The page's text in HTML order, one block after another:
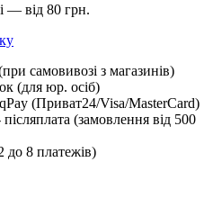
— від 80 грн.
самовивозі з магазинів)
(для юр. осіб)
(Приват24/Visa/MasterCard)
(замовлення від 500
до 8 платежів)